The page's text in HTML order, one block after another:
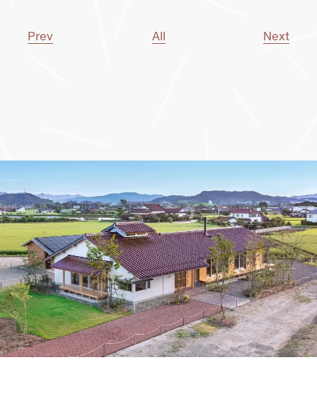
Next
Prev All